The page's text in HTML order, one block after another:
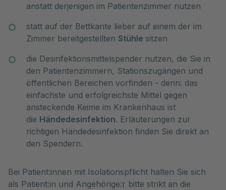
anstatt derjenigen im Patientenzimmer nutzen
statt auf der Bettkante lieber auf einem der im
Zimmer bereitgestellten Stühle sitzen
die Desinfektionsmittelspender nutzen, die Sie in
den Patientenzimmern, Stationszugängen und
öffentlichen Bereichen vorfinden - denn: das
einfachste und erfolgreichste Mittel gegen
ansteckende Keime im Krankenhaus ist
die Händedesinfektion. Erläuterungen zur
richtigen Händedesinfektion finden Sie direkt an
den Spendern.
Bei Patient:innen mit Isolationspflicht halten Sie sich
als Patient:in und Angehörige:r bitte strikt an die